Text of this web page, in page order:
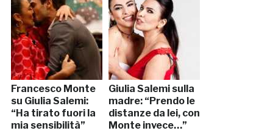
Francesco Monte
su Giulia Salemi:
“Ha tirato fuori la
mia sensibilità”
Giulia Salemi sulla
madre: “Prendo le
distanze da lei, con
Monte invece…”